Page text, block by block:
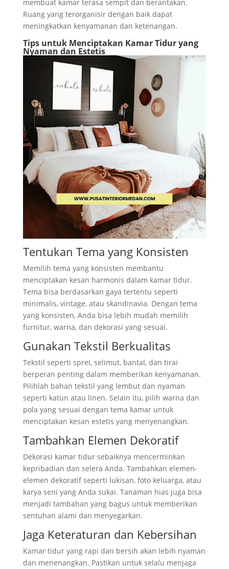
membuat kamar terasa sempit dan berantakan.
Ruang yang terorganisir dengan baik dapat
meningkatkan kenyamanan dan ketenangan.
Tips untuk Menciptakan Kamar Tidur yang
Nyaman dan Estetis
Tentukan Tema yang Konsisten
Memilih tema yang konsisten membantu
menciptakan kesan harmonis dalam kamar tidur.
Tema bisa berdasarkan gaya tertentu seperti
minimalis, vintage, atau skandinavia. Dengan tema
yang konsisten, Anda bisa lebih mudah memilih
furnitur, warna, dan dekorasi yang sesuai.
Gunakan Tekstil Berkualitas
Tekstil seperti sprei, selimut, bantal, dan tirai
berperan penting dalam memberikan kenyamanan.
Pilihlah bahan tekstil yang lembut dan nyaman
seperti katun atau linen. Selain itu, pilih warna dan
pola yang sesuai dengan tema kamar untuk
menciptakan kesan estetis yang menyenangkan.
Tambahkan Elemen Dekoratif
Dekorasi kamar tidur sebaiknya mencerminkan
kepribadian dan selera Anda. Tambahkan elemen-
elemen dekoratif seperti lukisan, foto keluarga, atau
karya seni yang Anda sukai. Tanaman hias juga bisa
menjadi tambahan yang bagus untuk memberikan
sentuhan alami dan menyegarkan.
Jaga Keteraturan dan Kebersihan
Kamar tidur yang rapi dan bersih akan lebih nyaman
dan menenangkan. Pastikan untuk selalu menjaga